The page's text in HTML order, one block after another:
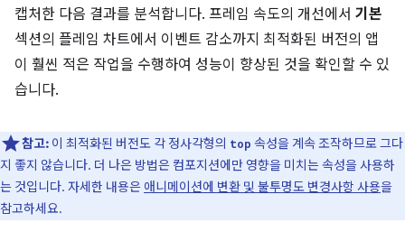
캡처한 다음 결과를 분석합니다. 프레임 속도의 개선에서 기본
섹션의 플레임 차트에서 이벤트 감소까지 최적화된 버전의 앱
이 훨씬 적은 작업을 수행하여 성능이 향상된 것을 확인할 수 있
습니다.
참고: 이 최적화된 버전도 각 정사각형의 top 속성을 계속 조작하므로 그다
지 좋지 않습니다. 더 나은 방법은 컴포지션에만 영향을 미치는 속성을 사용하
는 것입니다. 자세한 내용은 애니메이션에 변환 및 불투명도 변경사항 사용을
참고하세요.